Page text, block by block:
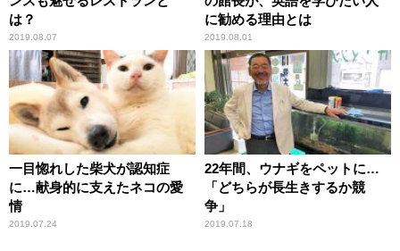
は？
2019.08.07
に勧める理由とは
2019.08.01
一目惚れした柴犬が認知症
に…献身的に支えたネコの愛
情
2019.07.24
22年間、ウナギをペットに…
「どちらが長生きするか競
争」
2019.07.18